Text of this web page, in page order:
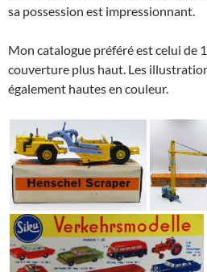
sa possession est impressionnant.
Mon catalogue préféré est celui de
couverture plus haut. Les
également hautes en couleur.